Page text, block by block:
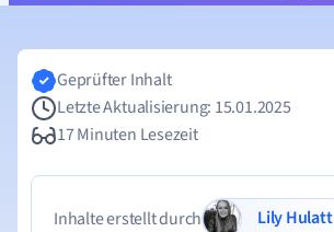
Geprüfter Inhalt
Letzte Aktualisierung: 15.01.2025
17 Minuten Lesezeit
Inhalte erstellt durch
Lily Hulatt